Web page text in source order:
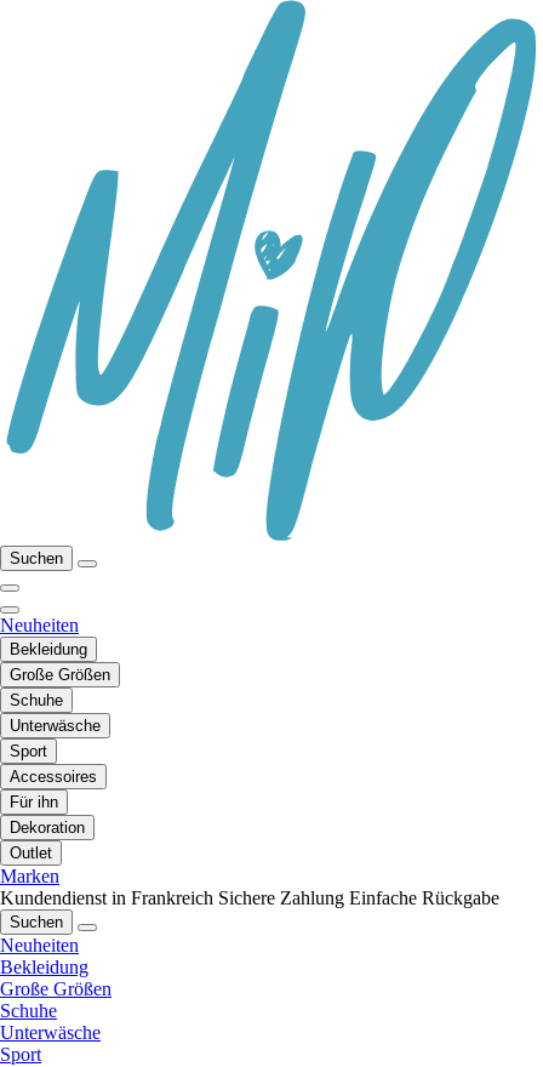
Suchen
Neuheiten
Bekleidung
Große Größen
Schuhe
Unterwäsche
Sport
Accessoires
Für ihn
Dekoration
Outlet
Marken
Kundendienst in Frankreich Sichere Zahlung Einfache Rückgabe
Suchen
Neuheiten
Bekleidung
Große Größen
Schuhe
Unterwäsche
Sport